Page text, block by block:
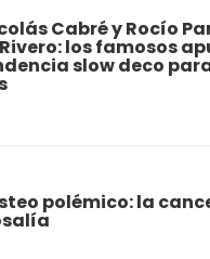
Cabré y Rocío
los famosos
slow deco
polémico: la